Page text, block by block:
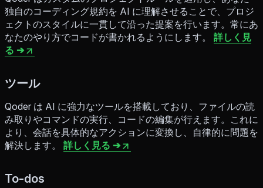
独自のコーディング規約を AI に理解させることで、プロジ
ェクトのスタイルに一貫して沿った提案を行います。常にあ
なたのやり方でコードが書かれるようにします。 詳しく見
る ➔
ツール
Qoder は AI に強力なツールを搭載しており、ファイルの読
み取りやコマンドの実行、コードの編集が行えます。これに
より、会話を具体的なアクションに変換し、自律的に問題を
解決します。 詳しく見る ➔
To-dos